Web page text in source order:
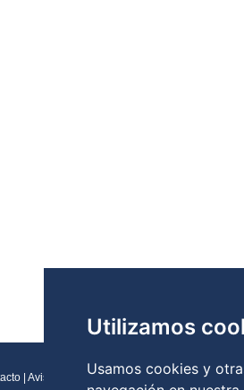
Utilizamos
Usamos cookies y
Aviso legal Condiciones generales de